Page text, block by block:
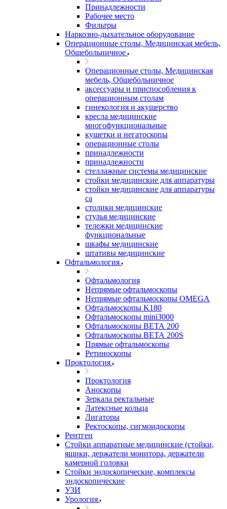
Принадлежности
Рабочее место
Фильтры
Наркозно-дыхательное оборудование
Операционные столы, Медицинская мебель,
Общебольничное
Операционные столы, Медицинская
мебель, Общебольничное
аксессуары и приспособления к
операционным столам
гинекология и акушерство
кресла медицинские
многофункциональные
кушетки и негатоскопы
операционные столы
принадлежности
принадлежности
стеллажные системы медицинские
стойки медицинские для аппаратуры
стойки медицинские для аппаратуры
са
столики медицинские
стулья медицинские
тележки медицинские
функциональные
шкафы медицинские
штативы медицинские
Офтальмология
Офтальмология
Непрямые офтальмоскопы
Непрямые офтальмоскопы OMEGA
Офтальмоскопы K180
Офтальмоскопы mini3000
Офтальмоскопы ВЕТА 200
Офтальмоскопы ВЕТА 200S
Прямые офтальмоскопы
Ретиноскопы
Проктология
Проктология
Аноскопы
Зеркала ректальные
Латексные кольца
Лигаторы
Ректоскопы, сигмоидоскопы
Рентген
Стойки аппаратные медицинские (стойки,
ящики, держатели монитора, держатели
камерной головки
Стойки эндоскопические, комплексы
эндоскопические
УЗИ
Урология